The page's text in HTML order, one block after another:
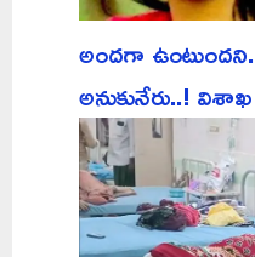
అందగా
అనుకునేరు..!